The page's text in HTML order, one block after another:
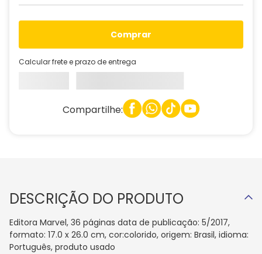
comprar
Calcular frete e prazo de entrega
Compartilhe:
DESCRIÇÃO DO PRODUTO
Editora Marvel, 36 páginas data de publicação: 5/2017,
formato: 17.0 x 26.0 cm, cor:colorido, origem: Brasil, idioma:
Português, produto usado